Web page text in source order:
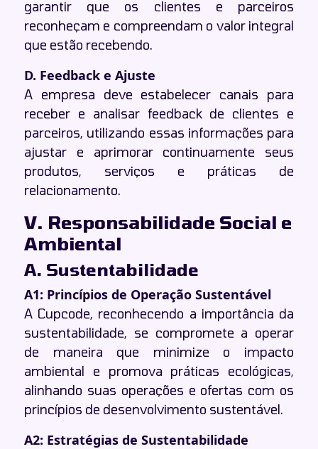
garantir que os clientes e parceiros
reconheçam e compreendam o valor integral
que estão recebendo.
D. Feedback e Ajuste
A empresa deve estabelecer canais para
receber e analisar feedback de clientes e
parceiros, utilizando essas informações para
ajustar e aprimorar continuamente seus
produtos, serviços e práticas de
relacionamento.
V. Responsabilidade Social e
Ambiental
A. Sustentabilidade
A1: Princípios de Operação Sustentável
A Cupcode, reconhecendo a importância da
sustentabilidade, se compromete a operar
de maneira que minimize o impacto
ambiental e promova práticas ecológicas,
alinhando suas operações e ofertas com os
princípios de desenvolvimento sustentável.
A2: Estratégias de Sustentabilidade